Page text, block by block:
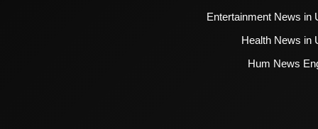
Entertainment News in
Health News in
Hum News